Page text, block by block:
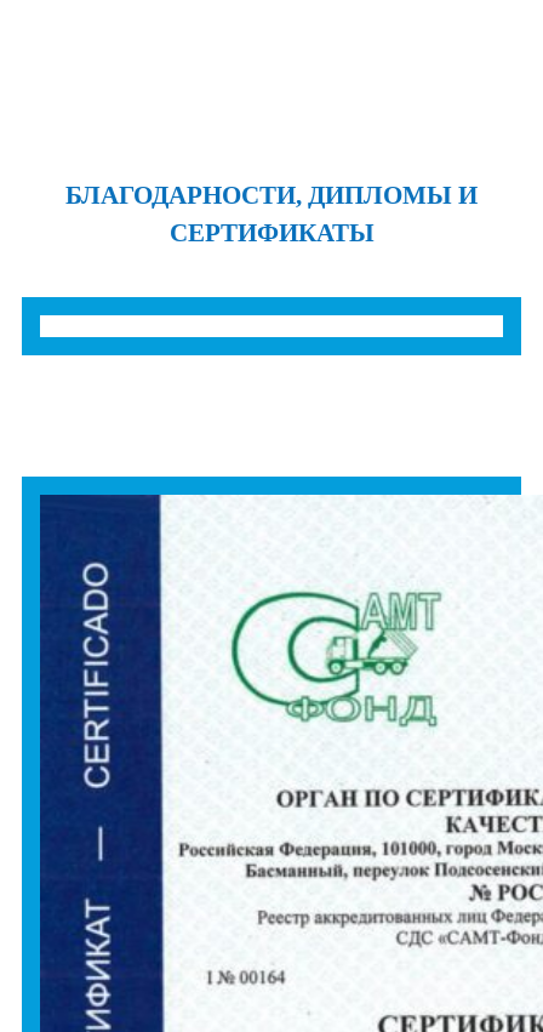
БЛАГОДАРНОСТИ, ДИПЛОМЫ И
СЕРТИФИКАТЫ